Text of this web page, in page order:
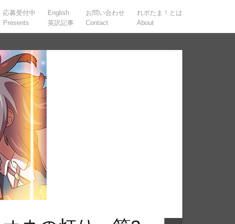
応募受付中
Presents
English
英訳記事
お問い合わせ
Contact
れポたま！とは
About